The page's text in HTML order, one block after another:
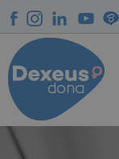
contingut